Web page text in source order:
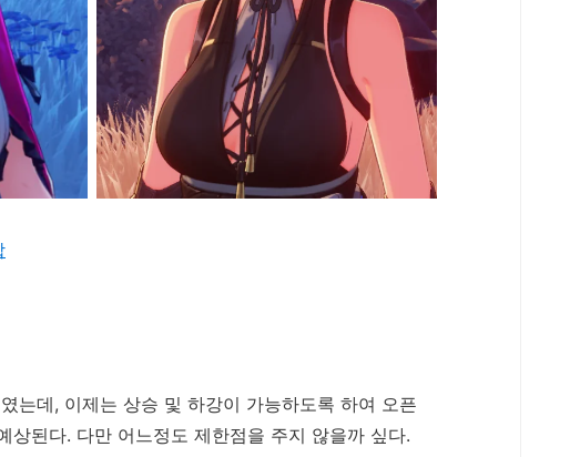
는데, 이제는 상승 및 하강이 가능하도록 하여 오픈
상된다. 다만 어느정도 제한점을 주지 않을까 싶다.